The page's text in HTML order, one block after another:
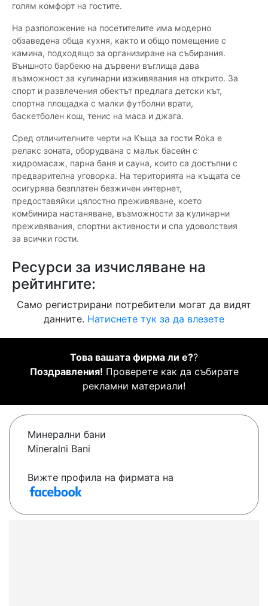
голям комфорт на гостите.
На разположение на посетителите има модерно
обзаведена обща кухня, както и общо помещение с
камина, подходящо за организиране на събирания.
Външното барбекю на дървени въглища дава
възможност за кулинарни изживявания на открито. За
спорт и развлечения обектът предлага детски кът,
спортна площадка с малки футболни врати,
баскетболен кош, тенис на маса и джага.
Сред отличителните черти на Къща за гости Roka е
релакс зоната, оборудвана с малък басейн с
хидромасаж, парна баня и сауна, които са достъпни с
предварителна уговорка. На територията на къщата се
осигурява безплатен безжичен интернет,
предоставяйки цялостно преживяване, което
комбинира настаняване, възможности за кулинарни
преживявания, спортни активности и спа удоволствия
за всички гости.
Ресурси за изчисляване на
рейтингите:
Само регистрирани потребители могат да видят
данните. Натиснете тук за да влезете
Това вашата фирма ли е??
Поздравления! Проверете как да събирате
рекламни материали!
Минерални бани
Mineralni Bani
Вижте профила на фирмата на